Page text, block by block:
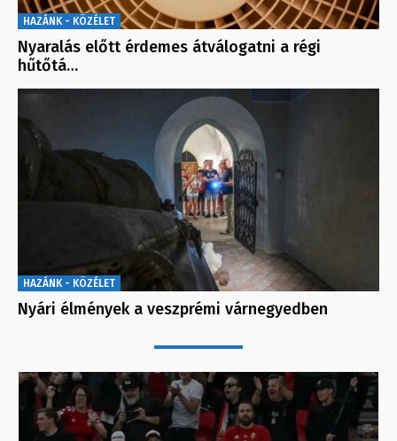
HAZÁNK - KÖZÉLET
Nyaralás előtt érdemes átválogatni a régi
hűtőtá…
HAZÁNK - KÖZÉLET
Nyári élmények a veszprémi várnegyedben